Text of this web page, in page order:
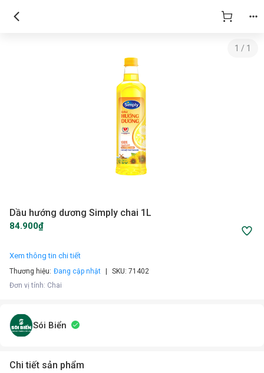
1 / 1
Dầu hướng dương Simply chai 1L
84.900₫
Xem thông tin chi tiết
Thương hiệu: Đang cập nhật SKU: 71402
Đơn vị tính: Chai
Sói Biển
Chi tiết sản phẩm